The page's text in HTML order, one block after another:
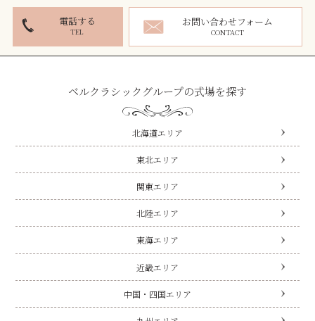
電話する
TEL
お問い合わせフォーム
CONTACT
ベルクラシックグループの式場を探す
北海道エリア
東北エリア
関東エリア
北陸エリア
東海エリア
近畿エリア
中国・四国エリア